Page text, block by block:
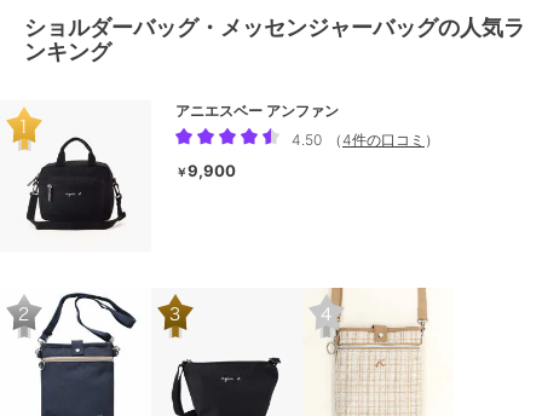
ショルダーバッグ・メッセンジャーバッグの人気ラ
ンキング
アニエスベー アンファン
4.50
（4件の口コミ ）
￥9,900